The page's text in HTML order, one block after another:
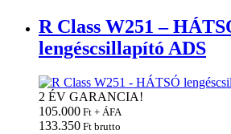
R Class W251 –
lengéscsillapító ADS
2 ÉV GARANCIA!
105.000 Ft + ÁFA
133.350 Ft brutto